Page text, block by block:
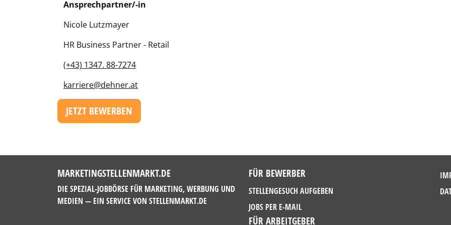
Ansprechpartner/-in
Nicole Lutzmayer
HR Business Partner - Retail
(+43) 1347. 88-7274
karriere@dehner.at
JETZT BEWERBEN
MARKETINGSTELLENMARKT.DE
DIE SPEZIAL-JOBBÖRSE FÜR MARKETING, WERBUNG UND
MEDIEN — EIN SERVICE VON STELLENMARKT.DE
FÜR BEWERBER
STELLENGESUCH AUFGEBEN
JOBS PER E-MAIL
FÜR ARBEITGEBER